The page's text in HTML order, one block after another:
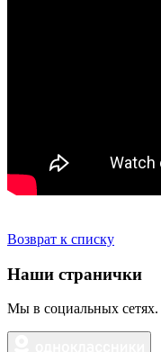
Возврат к списку
Наши странички
Мы в социальных сетях.